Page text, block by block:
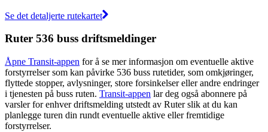
Se det detaljerte rutekartet
Ruter 536 buss driftsmeldinger
Åpne Transit-appen for å se mer informasjon om eventuelle aktive
forstyrrelser som kan påvirke 536 buss rutetider, som omkjøringer,
flyttede stopper, avlysninger, store forsinkelser eller andre endringer
i tjenesten på buss ruten. Transit-appen lar deg også abonnere på
varsler for enhver driftsmelding utstedt av Ruter slik at du kan
planlegge turen din rundt eventuelle aktive eller fremtidige
forstyrrelser.